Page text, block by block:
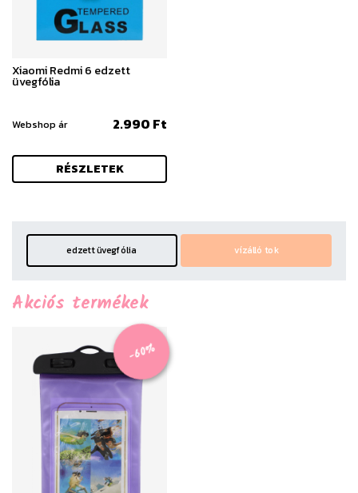
Xiaomi Redmi 6 edzett
üvegfólia
Webshop ár 2.990 Ft
RÉSZLETEK
edzett üvegfólia vízálló tok
Akciós termékek
-60%